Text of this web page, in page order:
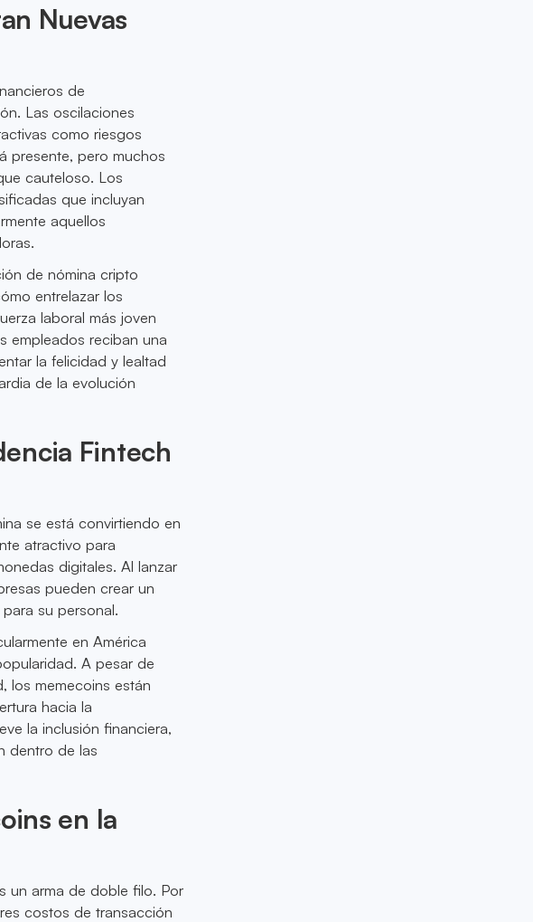
Nuevas
de
Las oscilaciones
como riesgos
presente, pero muchos
cauteloso. Los
que incluyan
aquellos
de nómina cripto
entrelazar los
laboral más joven
empleados reciban una
la felicidad y lealtad
de la evolución
Fintech
se está convirtiendo en
atractivo para
digitales. Al lanzar
pueden crear un
su personal.
en América
A pesar de
los memecoins están
hacia la
la inclusión financiera,
dentro de las
en la
un arma de doble filo. Por
costos de transacción